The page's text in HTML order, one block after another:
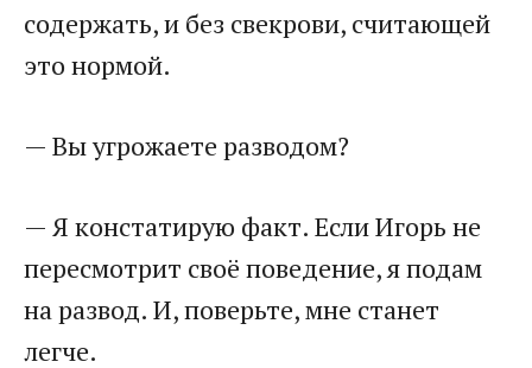
содержать, и без свекрови, считающей
это нормой.
— Вы угрожаете разводом?
— Я констатирую факт. Если Игорь не
пересмотрит своё поведение, я подам
на развод. И, поверьте, мне станет
легче.